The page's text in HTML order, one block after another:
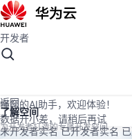
开发者空间
开发者空间
了解空间
为开发者打造的专属开发空间
开发者
返回
未开发者实名 已开发者实名
懂您的AI助手，欢迎体验！
数据开小差，请稍后再试